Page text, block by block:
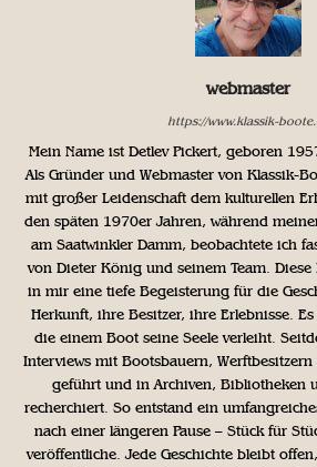
webmaster
https://www.klassik-
Mein Name ist Detlev Pickert, geboren
Als Gründer und Webmaster von Klassik-
mit großer Leidenschaft dem kulturellen
den späten 1970er Jahren, während
am Saatwinkler Damm, beobachtete ich
von Dieter König und seinem Team. Diese
in mir eine tiefe Begeisterung für die
Herkunft, ihre Besitzer, ihre Erlebnisse. Es
die einem Boot seine Seele verleiht.
Interviews mit Bootsbauern,
geführt und in Archiven, Bibliotheken
recherchiert. So entstand ein
nach einer längeren Pause – Stück für
veröffentliche. Jede Geschichte bleibt